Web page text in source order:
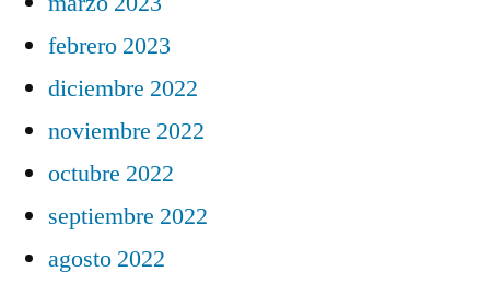
febrero 2023
diciembre 2022
noviembre 2022
octubre 2022
septiembre 2022
agosto 2022